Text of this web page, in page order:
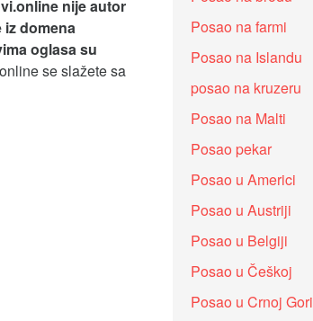
nije autor
domena
oglasa su
se slažete sa
Posao na farmi
Posao na Islandu
posao na kruzeru
Posao na Malti
Posao pekar
Posao u Americi
Posao u Austriji
Posao u Belgiji
Posao u Češkoj
Posao u Crnoj Gori